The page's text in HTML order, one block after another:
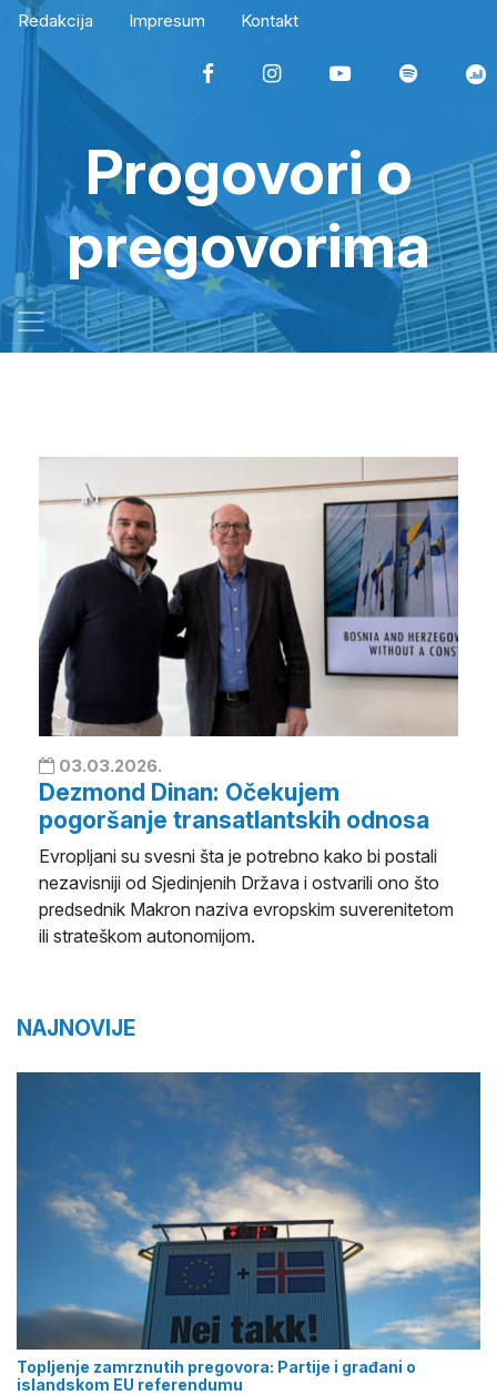
Redakcija Impresum Kontakt
Progovori o
pregovorima
03.03.2026.
Dezmond Dinan: Očekujem
pogoršanje transatlantskih odnosa
Evropljani su svesni šta je potrebno kako bi postali
nezavisniji od Sjedinjenih Država i ostvarili ono što
predsednik Makron naziva evropskim suverenitetom
ili strateškom autonomijom.
NAJNOVIJE
Topljenje zamrznutih pregovora: Partije i građani o
islandskom EU referendumu